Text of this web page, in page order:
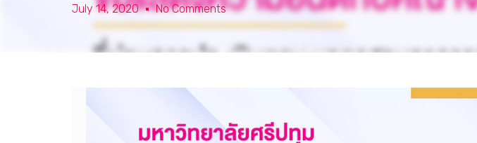
July 14, 2020 No Comments